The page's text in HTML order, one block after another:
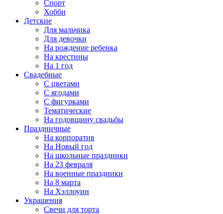
Спорт
Хобби
Детские
Для мальчика
Для девочки
На рождение ребенка
На крестины
На 1 год
Свадебные
С цветами
С ягодами
С фигурками
Тематические
На годовщину свадьбы
Праздничные
На корпоратив
На Новый год
На школьные праздники
На 23 февраля
На военные праздники
На 8 марта
На Хэллоуин
Украшения
Свечи для торта